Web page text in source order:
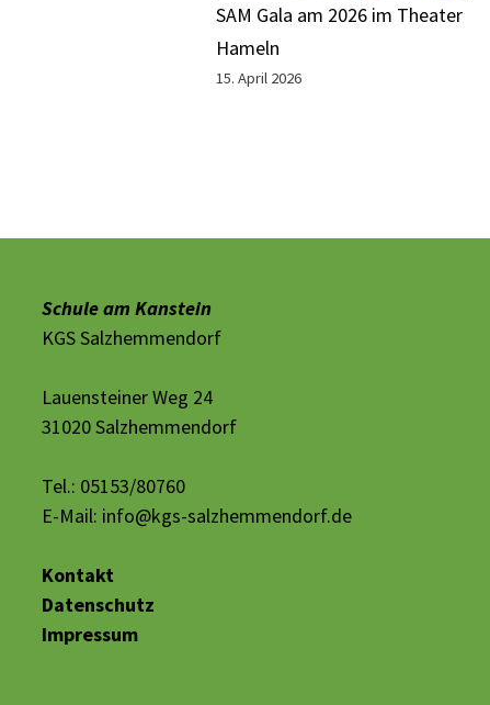
SAM Gala am 2026 im Theater
Hameln
15. April 2026
Schule am Kanstein
KGS Salzhemmendorf
Lauensteiner Weg 24
31020 Salzhemmendorf
Tel.: 05153/80760
E-Mail: info@kgs-salzhemmendorf.de
Kontakt
Datenschutz
Impressum